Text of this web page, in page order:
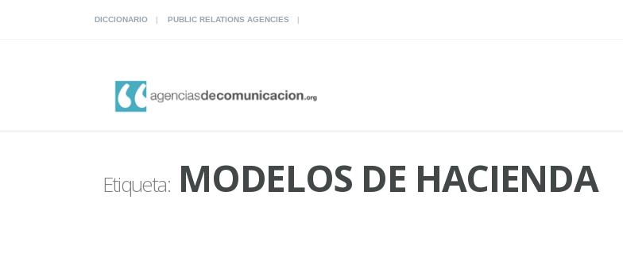
DICCIONARIO PUBLIC RELATIONS AGENCIES
Etiqueta:MODELOS DE HACIENDA